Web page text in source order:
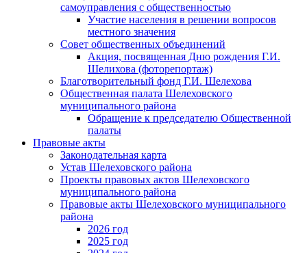
самоуправления с общественностью
Участие населения в решении вопросов
местного значения
Совет общественных объединений
Акция, посвященная Дню рождения Г.И.
Шелихова (фоторепортаж)
Благотворительный фонд Г.И. Шелехова
Общественная палата Шелеховского
муниципального района
Обращение к председателю Общественной
палаты
Правовые акты
Законодательная карта
Устав Шелеховского района
Проекты правовых актов Шелеховского
муниципального района
Правовые акты Шелеховского муниципального
района
2026 год
2025 год